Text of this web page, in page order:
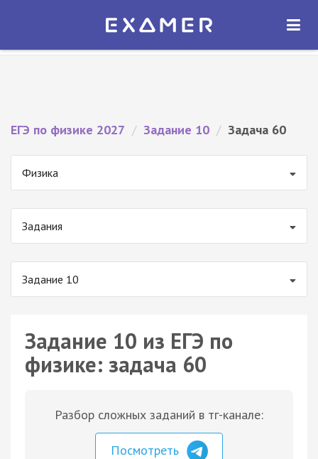
Экзамер — ЕГЭ 2027
ОТКРЫТЬ
ЕГЭ по физике 2027 / Задание 10 / Задача 60
Физика
Задания
Задание 10
Задание 10 из ЕГЭ по
физике: задача 60
Разбор сложных заданий в тг-канале:
Посмотреть